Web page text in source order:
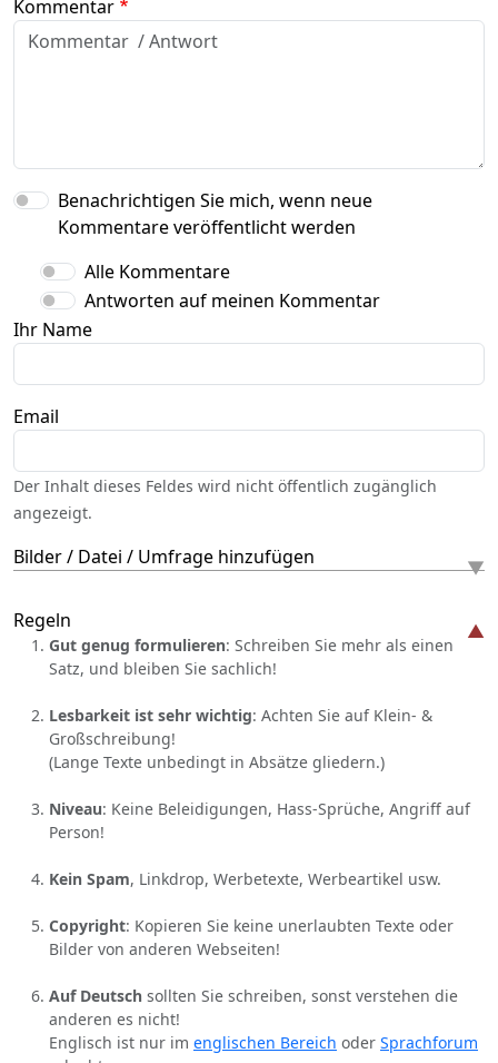
Kommentar
Benachrichtigen Sie mich, wenn neue
Kommentare veröffentlicht werden
Alle Kommentare
Antworten auf meinen Kommentar
Ihr Name
Email
Der Inhalt dieses Feldes wird nicht öffentlich zugänglich
angezeigt.
Bilder / Datei / Umfrage hinzufügen
Regeln
Gut genug formulieren: Schreiben Sie mehr als einen
Satz, und bleiben Sie sachlich!
Lesbarkeit ist sehr wichtig: Achten Sie auf Klein- &
Großschreibung!
(Lange Texte unbedingt in Absätze gliedern.)
Niveau: Keine Beleidigungen, Hass-Sprüche, Angriff auf
Person!
Kein Spam, Linkdrop, Werbetexte, Werbeartikel usw.
Copyright: Kopieren Sie keine unerlaubten Texte oder
Bilder von anderen Webseiten!
Auf Deutsch sollten Sie schreiben, sonst verstehen die
anderen es nicht!
Englisch ist nur im englischen Bereich oder Sprachforum